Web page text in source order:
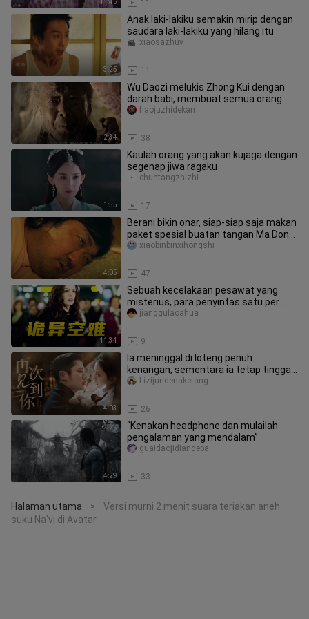
11:45 11
3:25
Anak laki-lakiku semakin mirip dengan
saudara laki-lakiku yang hilang itu
11
xiaosazhuv
2:34
Wu Daozi melukis Zhong Kui dengan
darah babi, membuat semua orang
ketakutan
38
haojuzhidekan
1:55
Kaulah orang yang akan kujaga dengan
segenap jiwa ragaku
17
chuntangzhizhi
4:05
Berani bikin onar, siap-siap saja makan
paket spesial buatan tangan Ma Dong-
seok
47
xiaobinbinxihongshi
11:34
Sebuah kecelakaan pesawat yang
misterius, para penyintas satu per
satu menghilang secara rahasia, se
9
jianggulaoahua
4:03
Ia meninggal di loteng penuh
kenangan, sementara ia tetap tinggal
di kafe tempat mereka jatuh cinta
26
Lizijundenaketang
4:29
“Kenakan headphone dan mulailah
pengalaman yang mendalam”
33
guaidaojidiandeba
Halaman utama >
Versi murni 2 menit suara teriakan aneh
suku Na'vi di Avatar